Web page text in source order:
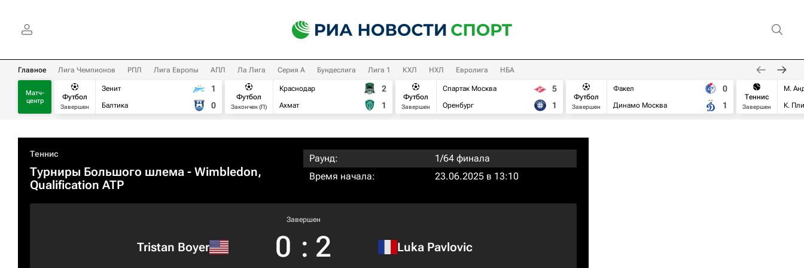
Главное Лига Чемпионов РПЛ Лига Европы АПЛ Ла Лига Серия А Бундеслига Лига 1 КХЛ НХЛ Евролига НБА
Матч-
центр
Футбол
Завершен
Зенит
Балтика
1
0
Футбол
Закончен (П)
Краснодар
Ахмат
2
1
Футбол
Завершен
Спартак Москва
Оренбург
5
1
Футбол
Завершен
Факел
Динамо Москва
0
1
Теннис
Завершен
М.
К.
Теннис
Турниры Большого шлема - Wimbledon,
Qualification ATP
Раунд:
1/64 финала
Время начала:
23.06.2025 в 13:10
Tristan Boyer
Завершен
0 : 2 Luka Pavlovic